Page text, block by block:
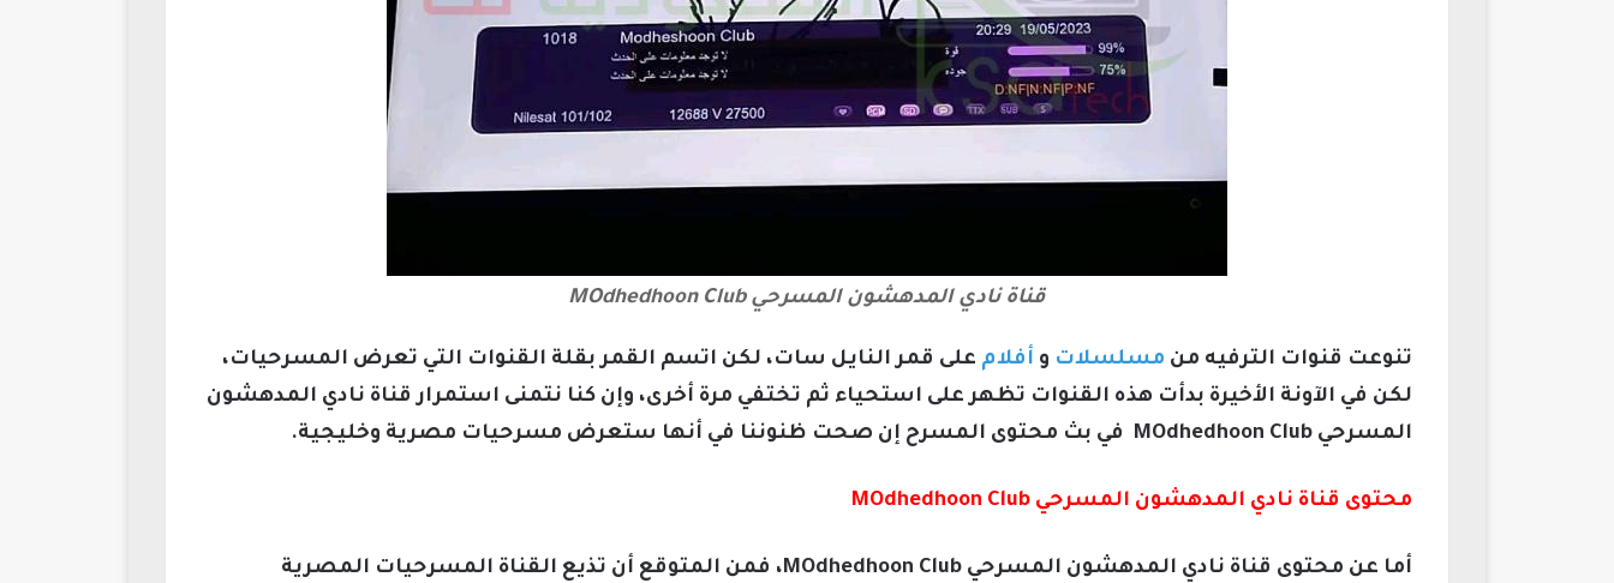
قناة نادي المدهشون المسرحي MOdhedhoon Club
تنوعت قنوات الترفيه من مسلسلات و أفلام على قمر النايل سات، لكن اتسم القمر بقلة القنوات التي تعرض المسرحيات،
لكن في الآونة الأخيرة بدأت هذه القنوات تظهر على استحياء ثم تختفي مرة أخرى، وإن كنا نتمنى استمرار قناة نادي المدهشون
المسرحي MOdhedhoon Club في بث محتوى المسرح إن صحت ظنوننا في أنها ستعرض مسرحيات مصرية وخليجية.
محتوى قناة نادي المدهشون المسرحي MOdhedhoon Club
أما عن محتوى قناة نادي المدهشون المسرحي MOdhedhoon Club، فمن المتوقع أن تذيع القناة المسرحيات المصرية